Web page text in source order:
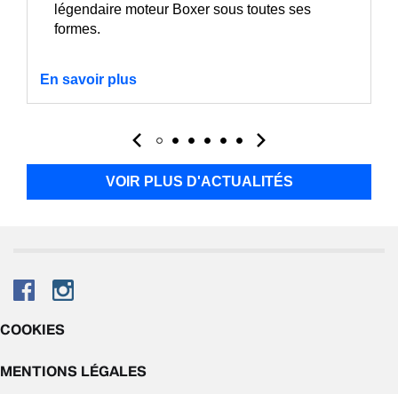
légendaire moteur Boxer sous toutes ses
formes.
En savoir plus
VOIR PLUS D'ACTUALITÉS
COOKIES
MENTIONS LÉGALES